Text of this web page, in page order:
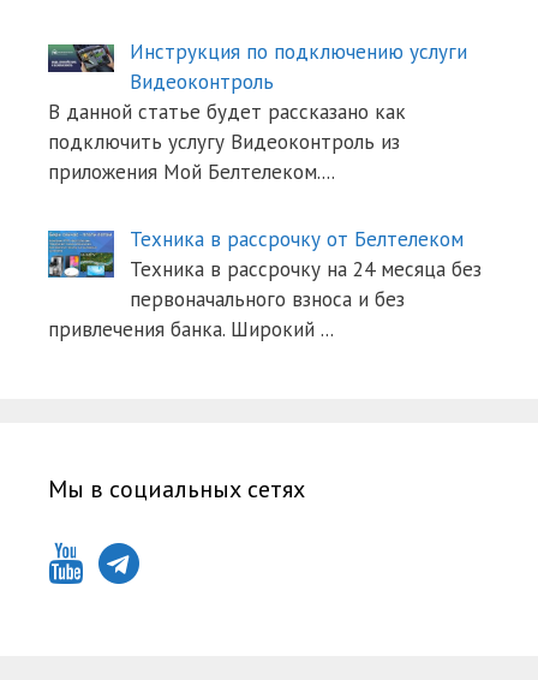
Инструкция по подключению услуги
Видеоконтроль
В данной статье будет рассказано как
подключить услугу Видеоконтроль из
приложения Мой Белтелеком....
Техника в рассрочку от Белтелеком
Техника в рассрочку на 24 месяца без
первоначального взноса и без
привлечения банка. Широкий ...
Мы в социальных сетях